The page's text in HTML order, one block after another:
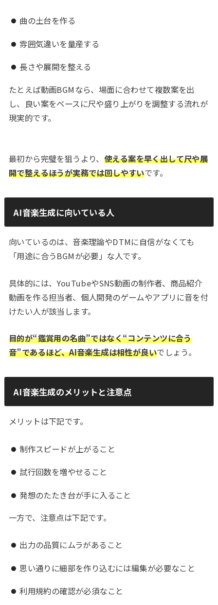
曲の土台を作る
雰囲気違いを量産する
長さや展開を整える
たとえば動画BGMなら、場面に合わせて複数案を出
し、良い案をベースに尺や盛り上がりを調整する流れが
現実的です。
最初から完璧を狙うより、 使える案を早く出して尺や展
開で整えるほうが実務では回しやすいです。
AI音楽生成に向いている人
向いているのは、音楽理論やDTMに自信がなくても
「用途に合うBGMが必要」な人です。
具体的には、YouTubeやSNS動画の制作者、商品紹介
動画を作る担当者、個人開発のゲームやアプリに音を付
けたい人が該当します。
目的が“鑑賞用の名曲”ではなく“コンテンツに合う
音”であるほど、AI音楽生成は相性が良いでしょう。
AI音楽生成のメリットと注意点
メリットは下記です。
制作スピードが上がること
試行回数を増やせること
発想のたたき台が手に入ること
一方で、注意点は下記です。
出力の品質にムラがあること
思い通りに細部を作り込むには編集が必要なこと
利用規約の確認が必須なこと